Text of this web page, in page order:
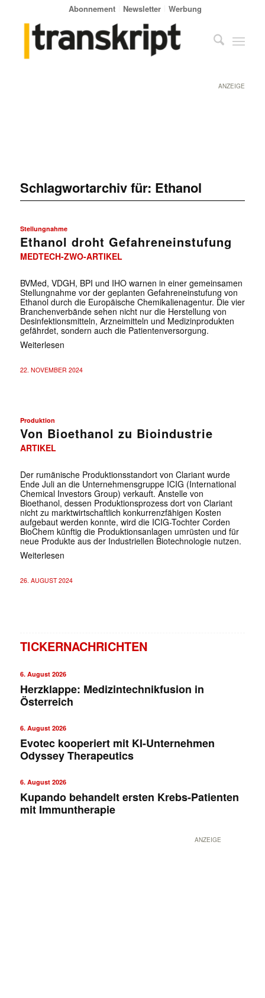
Abonnement Newsletter Werbung
ANZEIGE
Schlagwortarchiv für: Ethanol
Stellungnahme
Ethanol droht Gefahreneinstufung
MEDTECH-ZWO-ARTIKEL
BVMed, VDGH, BPI und IHO warnen in einer gemeinsamen
Stellungnahme vor der geplanten Gefahreneinstufung von
Ethanol durch die Europäische Chemikalienagentur. Die vier
Branchenverbände sehen nicht nur die Herstellung von
Desinfektionsmitteln, Arzneimitteln und Medizinprodukten
gefährdet, sondern auch die Patientenversorgung.
Weiterlesen
22. NOVEMBER 2024
Produktion
Von Bioethanol zu Bioindustrie
ARTIKEL
Der rumänische Produktionsstandort von Clariant wurde
Ende Juli an die Unternehmensgruppe ICIG (International
Chemical Investors Group) verkauft. Anstelle von
Bioethanol, dessen Produktionsprozess dort von Clariant
nicht zu marktwirtschaftlich konkurrenzfähigen Kosten
aufgebaut werden konnte, wird die ICIG-Tochter Corden
BioChem künftig die Produktionsanlagen umrüsten und für
neue Produkte aus der Industriellen Biotechnologie nutzen.
Weiterlesen
26. AUGUST 2024
TICKERNACHRICHTEN
6. August 2026
Herzklappe: Medizintechnikfusion in
Österreich
6. August 2026
Evotec kooperiert mit KI-Unternehmen
Odyssey Therapeutics
6. August 2026
Kupando behandelt ersten Krebs-Patienten
mit Immuntherapie
ANZEIGE